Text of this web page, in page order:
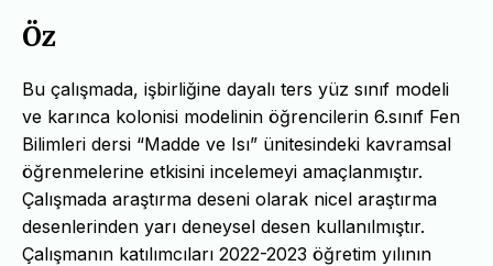
Öz
Bu çalışmada, işbirliğine dayalı ters yüz sınıf modeli
ve karınca kolonisi modelinin öğrencilerin 6.sınıf Fen
Bilimleri dersi “Madde ve Isı” ünitesindeki kavramsal
öğrenmelerine etkisini incelemeyi amaçlanmıştır.
Çalışmada araştırma deseni olarak nicel araştırma
desenlerinden yarı deneysel desen kullanılmıştır.
Çalışmanın katılımcıları 2022-2023 öğretim yılının